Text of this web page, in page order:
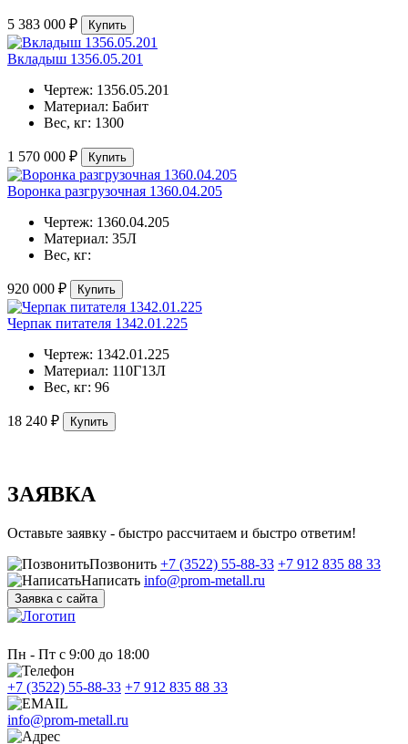
5 383 000 ₽ Купить
Вкладыш 1356.05.201
Чертеж: 1356.05.201
Материал: Бабит
Вес, кг: 1300
1 570 000 ₽ Купить
Воронка разгрузочная 1360.04.205
Чертеж: 1360.04.205
Материал: 35Л
Вес, кг:
920 000 ₽ Купить
Черпак питателя 1342.01.225
Чертеж: 1342.01.225
Материал: 110Г13Л
Вес, кг: 96
18 240 ₽ Купить
ЗАЯВКА
Оставьте заявку - быстро рассчитаем и быстро ответим!
Позвонить +7 (3522) 55-88-33 +7 912 835 88 33
Написать info@prom-metall.ru
Заявка с сайта
Пн - Пт с 9:00 до 18:00
+7 (3522) 55-88-33 +7 912 835 88 33
info@prom-metall.ru